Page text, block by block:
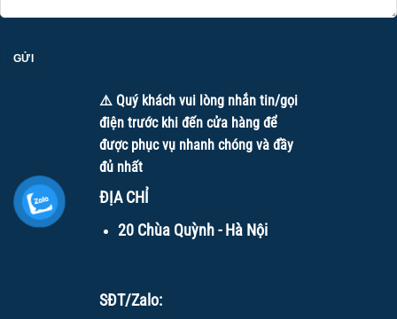
⚠️ Quý khách vui lòng nhắn tin/gọi
điện trước khi đến cửa hàng để
được phục vụ nhanh chóng và đầy
đủ nhất
ĐỊA CHỈ
20 Chùa Quỳnh - Hà Nội
SĐT/Zalo: